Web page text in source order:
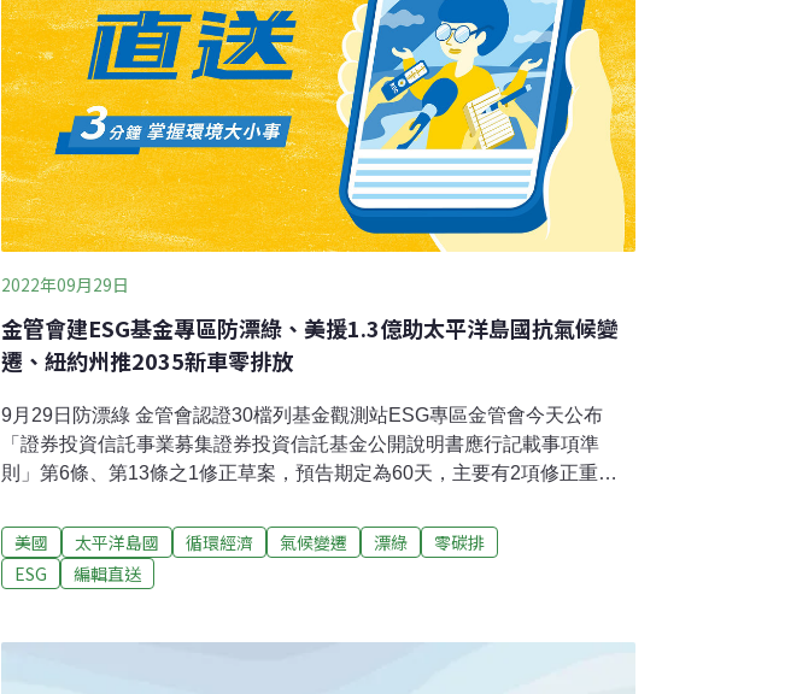
2022年09月29日
金管會建ESG基金專區防漂綠、美援1.3億助太平洋島國抗氣候變
遷、紐約州推2035新車零排放
9月29日防漂綠 金管會認證30檔列基金觀測站ESG專區金管會今天公布
「證券投資信託事業募集證券投資信託基金公開說明書應行記載事項準
則」第6條、第13條之1修正草案，預告期定為60天，主要有2項修正重
券」基金。其次，金管會要求ESG基金應在公開說明書說明投資目標與衡
量標準、投資策略與方法、投資比例配置、參考績效指標、排除政策、風
險警語、盡職治理參與及定期揭露等8項資訊查詢途徑。為強化ESG基金資
專區，經金管會審查通過的ESG基金才可放入專區中。截至今年8月底止，
美國 太平洋島國 循環經濟 氣候變遷 漂綠
零碳排
ESG
編輯直送